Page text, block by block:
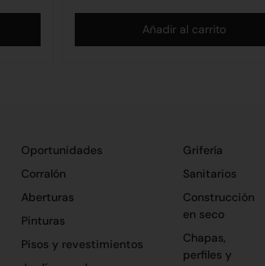
Añadir al carrito
Oportunidades
Corralón
Aberturas
Pinturas
Pisos y revestimientos
Grifería
Sanitarios
Construcción
en seco
Chapas,
perfiles y